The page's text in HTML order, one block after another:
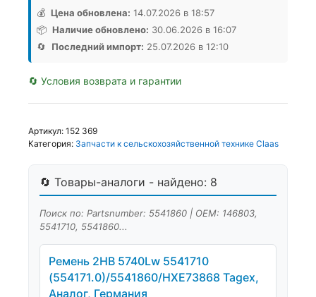
💰 Цена обновлена: 14.07.2026 в 18:57
📦 Наличие обновлено: 30.06.2026 в 16:07
🔄
Последний импорт: 25.07.2026 в 12:10
🔄 Условия возврата и гарантии
Артикул: 152 369
Категория: Запчасти к сельскохозяйственной технике Claas
🔄 Товары-аналоги - найдено: 8
Поиск по: Partsnumber: 5541860 | OEM: 146803,
5541710, 5541860...
Ремень 2НВ 5740Lw 5541710
(554171.0)/5541860/HXE73868 Tagex,
Аналог, Германия